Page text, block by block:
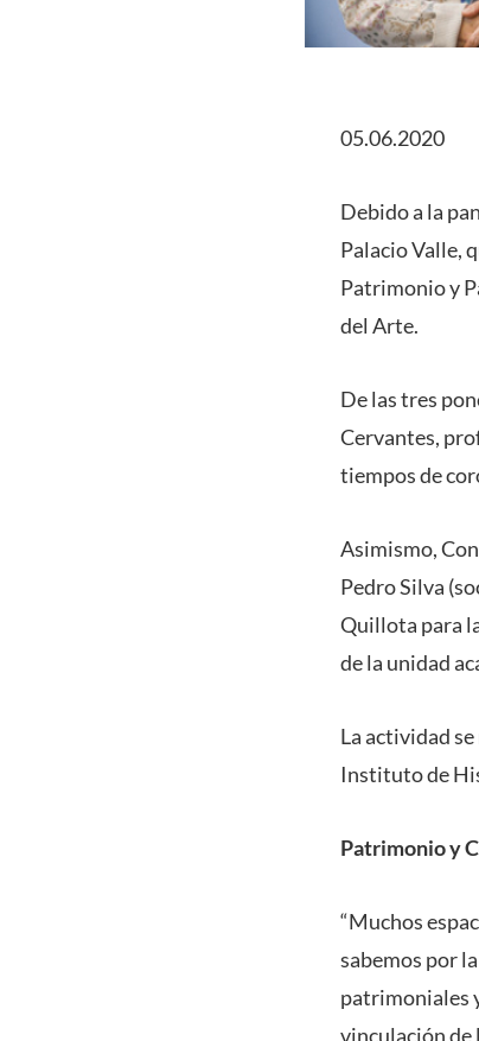
05.06.2020
Debido a la
Palacio Valle,
Patrimonio y
del Arte.
De las tres
Cervantes,
tiempos de
Asimismo,
Pedro Silva
Quillota para
de la unidad
La actividad
Instituto de
Patrimonio y
“Muchos
sabemos por
patrimoniales
vinculación de